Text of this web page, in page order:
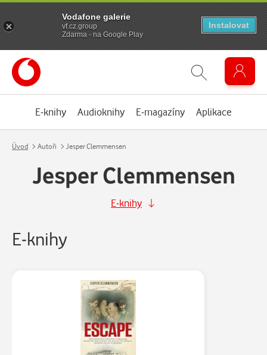
E-knihy Audioknihy E-magazíny Aplikace
Úvod Autoři Jesper Clemmensen
Jesper Clemmensen
E-knihy
E-knihy
Vodafone galerie
vf.cz.group
Zdarma - na Google Play
Instalovat